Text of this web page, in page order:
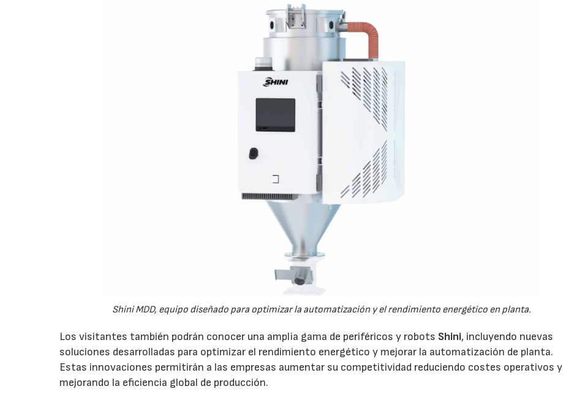
Shini MDD, equipo diseñado para optimizar la automatización y el rendimiento energético en planta.
Los visitantes también podrán conocer una amplia gama de periféricos y robots Shini, incluyendo nuevas
soluciones desarrolladas para optimizar el rendimiento energético y mejorar la automatización de planta.
Estas innovaciones permitirán a las empresas aumentar su competitividad reduciendo costes operativos y
mejorando la eficiencia global de producción.